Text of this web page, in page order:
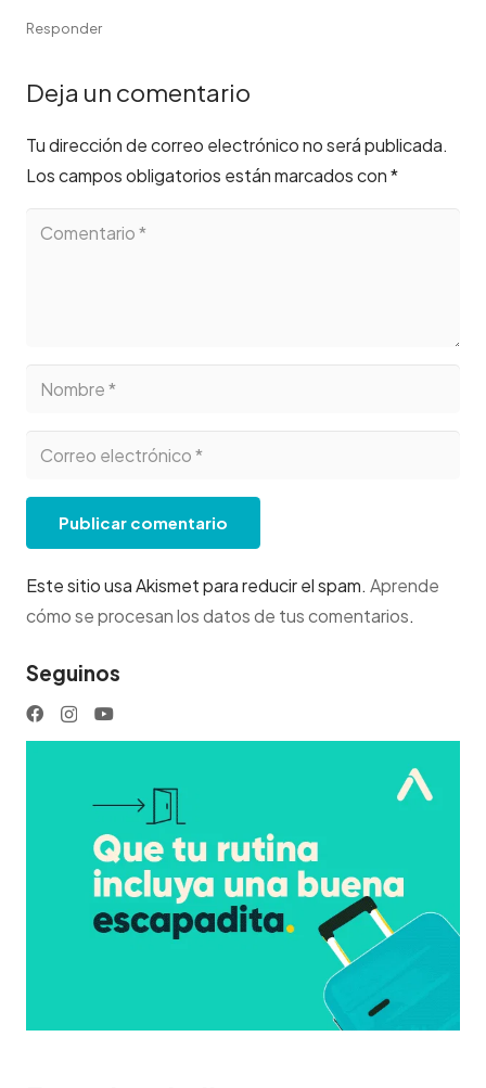
Responder
Deja un comentario
Tu dirección de correo electrónico no será publicada.
Los campos obligatorios están marcados con*
Publicar comentario
Este sitio usa Akismet para reducir el spam. Aprende
cómo se procesan los datos de tus comentarios.
Seguinos